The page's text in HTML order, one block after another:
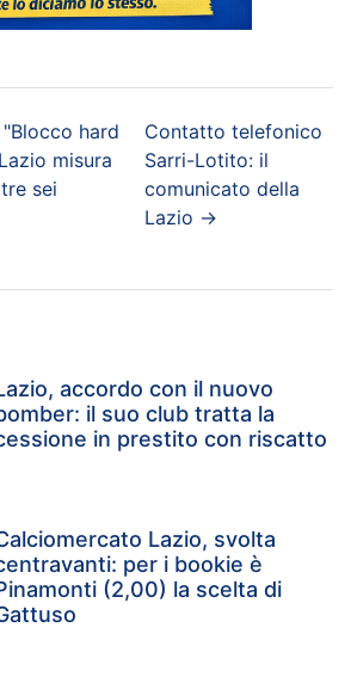
hard
misura
sei
Contatto telefonico
Sarri-Lotito: il
comunicato della
Lazio →
accordo con il nuovo
il suo club tratta la
in prestito con riscatto
Lazio, svolta
per i bookie è
(2,00) la scelta di